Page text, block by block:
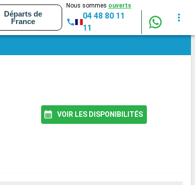
Départs de
France
Nous sommes ouverts
04 48 80 11
11
VOIR LES DISPONIBILITÉS